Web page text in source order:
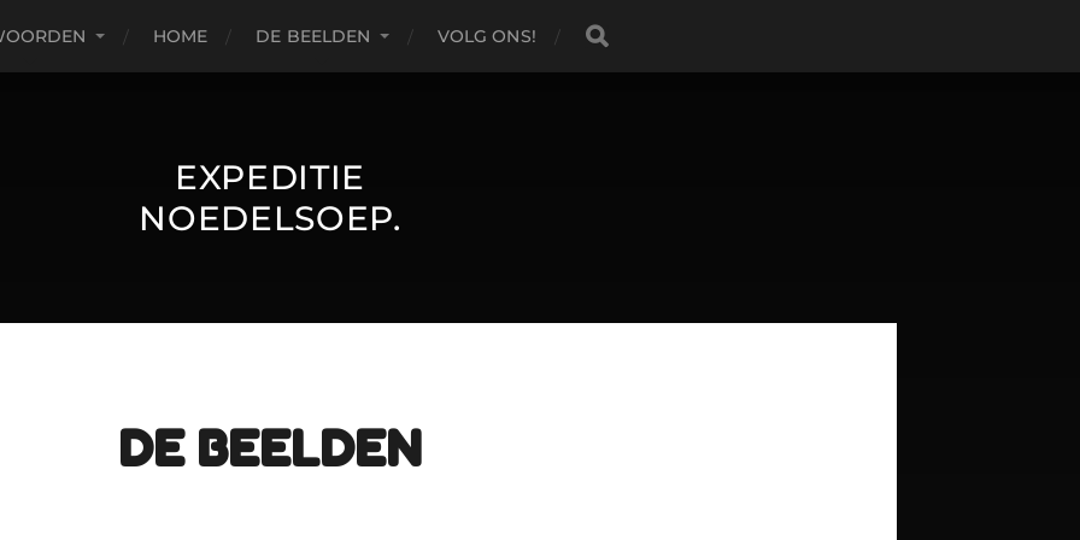
HOME DE BEELDEN VOLG ONS!
EXPEDITIE
NOEDELSOEP.
DE BEELDEN